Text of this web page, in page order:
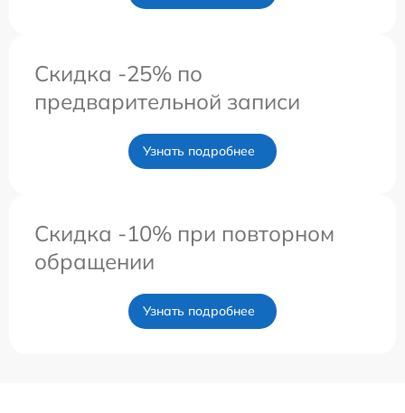
Скидка -25% по
предварительной записи
Узнать подробнее
Скидка -10% при повторном
обращении
Узнать подробнее